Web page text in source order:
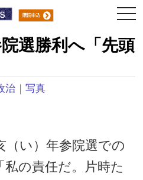
選勝利へ「先頭
治 ｜写真
（い）年参院選での
私の責任だ。片時た